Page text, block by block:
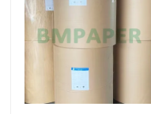
Produk
Tentang kita
Wisata pabrik